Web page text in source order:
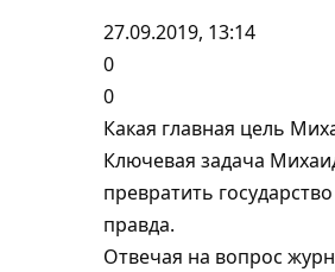
27.09.2019, 13:14
0
0
Какая главная цель
Ключевая задача
превратить
правда.
Отвечая на вопрос